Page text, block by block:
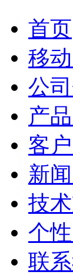
首页
移
公
产
客
新
技
个
联